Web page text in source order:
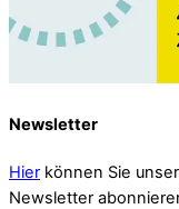
Newsletter
Hier können Sie
Newsletter